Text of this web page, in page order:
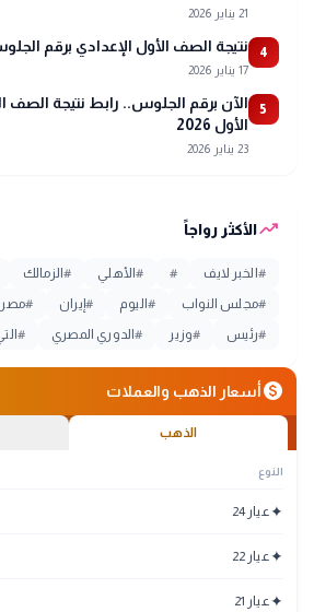
21 يناير 2026
4 نتيجة الصف الأول الإعدادي برقم الجلوس
17 يناير 2026
5
الآن برقم الجلوس.. رابط نتيجة الصف
الأول 2026
23 يناير 2026
trending_upالأكثر رواجاً
# الخبر لايف #
#الأهلي #الزمالك
#مجلس النواب # اليوم # إيران #مصر
#رئيس #وزير #الدوري المصري #
monetization_onأسعار الذهب والعملات
الذهب
النوع
✦عيار 24
✦عيار 22
✦عيار 21